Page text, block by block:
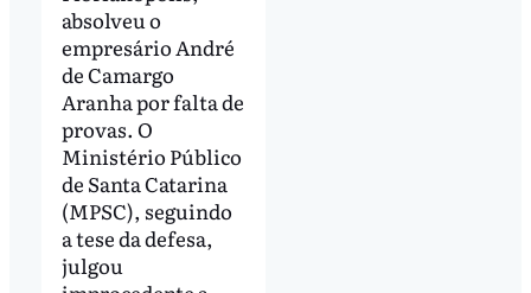
absolveu o
empresário André
de Camargo
Aranha por falta de
provas. O
Ministério Público
de Santa Catarina
(MPSC), seguindo
a tese da defesa,
julgou